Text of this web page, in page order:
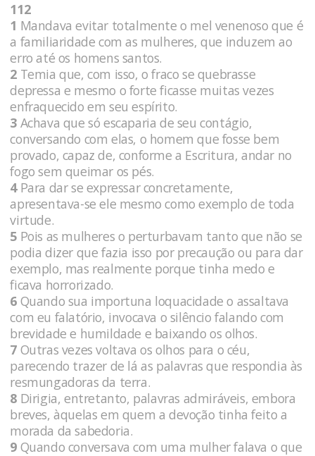
112
1 Mandava evitar totalmente o mel venenoso que é
a familiaridade com as mulheres, que induzem ao
erro até os homens santos.
2 Temia que, com isso, o fraco se quebrasse
depressa e mesmo o forte ficasse muitas vezes
enfraquecido em seu espírito.
3 Achava que só escaparia de seu contágio,
conversando com elas, o homem que fosse bem
provado, capaz de, conforme a Escritura, andar no
fogo sem queimar os pés.
4Para dar se expressar concretamente,
apresentava-se ele mesmo como exemplo de toda
virtude.
5 Pois as mulheres o perturbavam tanto que não se
podia dizer que fazia isso por precaução ou para dar
exemplo, mas realmente porque tinha medo e
ficava horrorizado.
6 Quando sua importuna loquacidade o assaltava
com eu falatório, invocava o silêncio falando com
brevidade e humildade e baixando os olhos.
7 Outras vezes voltava os olhos para o céu,
parecendo trazer de lá as palavras que respondia às
resmungadoras da terra.
8 Dirigia, entretanto, palavras admiráveis, embora
breves, àquelas em quem a devoção tinha feito a
morada da sabedoria.
9 Quando conversava com uma mulher falava o que